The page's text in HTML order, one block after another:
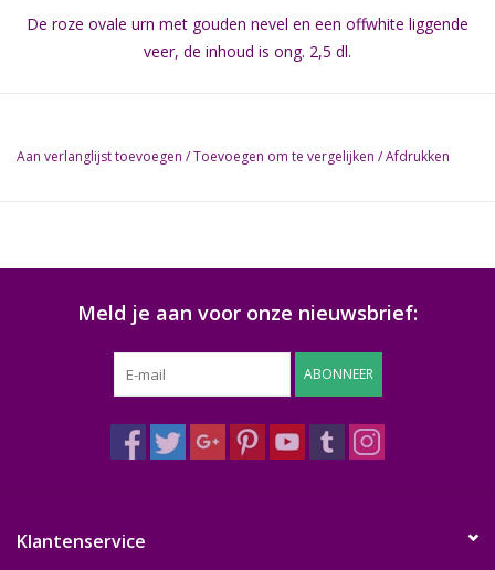
De roze ovale urn met gouden nevel en een offwhite liggende
veer, de inhoud is ong. 2,5 dl.
Aan verlanglijst toevoegen /Toevoegen om te vergelijken /Afdrukken
Meld je aan voor onze nieuwsbrief:
ABONNEER
Klantenservice